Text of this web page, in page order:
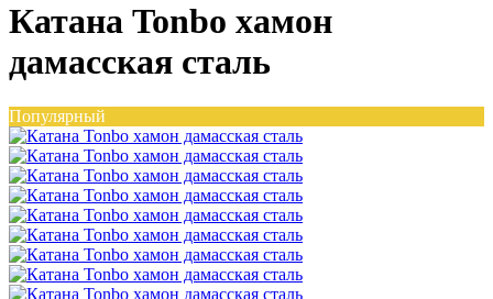
Катана Tonbo хамон
дамасская сталь
Популярный